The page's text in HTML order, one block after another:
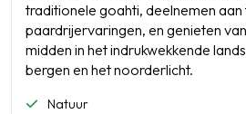
traditionele goahti, deelnemen
paardrijervaringen, en genieten
midden in het indrukwekkende
bergen en het noorderlicht.
Natuur